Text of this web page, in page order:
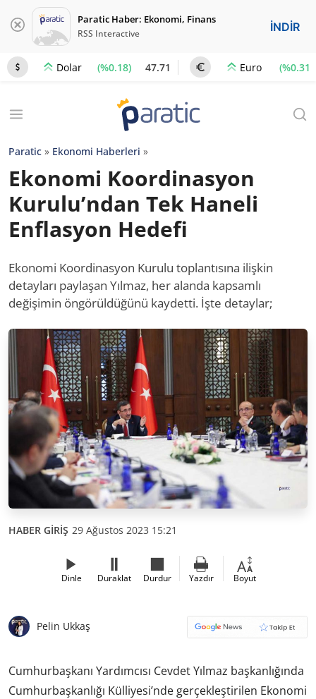
Paratic Haber: Ekonomi, Finans
RSS Interactive İNDİR
Dolar (%0.18) 47.71 Euro (%0.31)
Paratic » Ekonomi Haberleri »
Ekonomi Koordinasyon
Kurulu’ndan Tek Haneli
Enflasyon Hedefi
Ekonomi Koordinasyon Kurulu toplantısına ilişkin
detayları paylaşan Yılmaz, her alanda kapsamlı
değişimin öngörüldüğünü kaydetti. İşte detaylar;
HABER GİRİŞ 29 Ağustos 2023 15:21
Dinle Duraklat Durdur Yazdır Boyut
Pelin Ukkaş
Cumhurbaşkanı Yardımcısı Cevdet Yılmaz başkanlığında
Cumhurbaşkanlığı Külliyesi’nde gerçekleştirilen Ekonomi